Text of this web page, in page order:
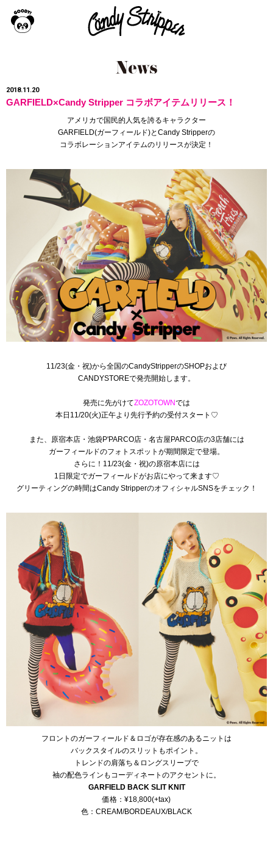
2018.11.20
GARFIELD×Candy Stripper コラボアイテムリリース！
アメリカで国民的人気を誇るキャラクター
GARFIELD(ガーフィールド)とCandy Stripperの
コラボレーションアイテムのリリースが決定！
11/23(金・祝)から全国のCandyStripperのSHOPおよび
CANDYSTOREで発売開始します。
発売に先がけてZOZOTOWNでは
本日11/20(火)正午より先行予約の受付スタート♡
また、原宿本店・池袋P'PARCO店・名古屋PARCO店の3店舗には
ガーフィールドのフォトスポットが期間限定で登場。
さらに！11/23(金・祝)の原宿本店には
1日限定でガーフィールドがお店にやって来ます♡
グリーティングの時間はCandy StripperのオフィシャルSNSをチェック！
フロントのガーフィールド＆ロゴが存在感のあるニットは
バックスタイルのスリットもポイント。
トレンドの肩落ち＆ロングスリーブで
袖の配色ラインもコーディネートのアクセントに。
GARFIELD BACK SLIT KNIT
価格：¥18,800(+tax)
色：CREAM/BORDEAUX/BLACK